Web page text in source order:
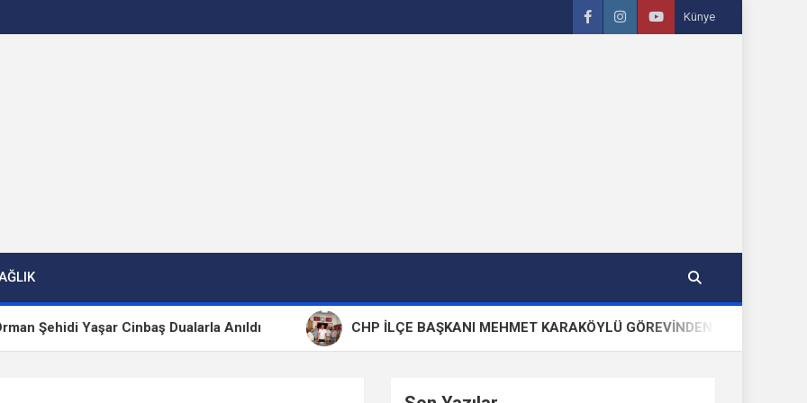
Künye
Yaşar Cinbaş Dualarla Anıldı CHP İLÇE BAŞKANI MEHMET KARAKÖYLÜ GÖREVİNDEN VE PARTİSİNDEN